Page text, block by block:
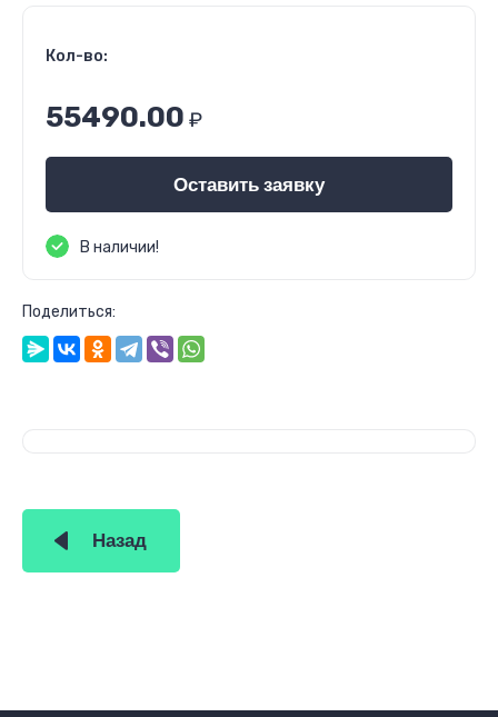
Кол-во:
55490.00 ₽
Оставить заявку
В наличии!
Поделиться:
Назад